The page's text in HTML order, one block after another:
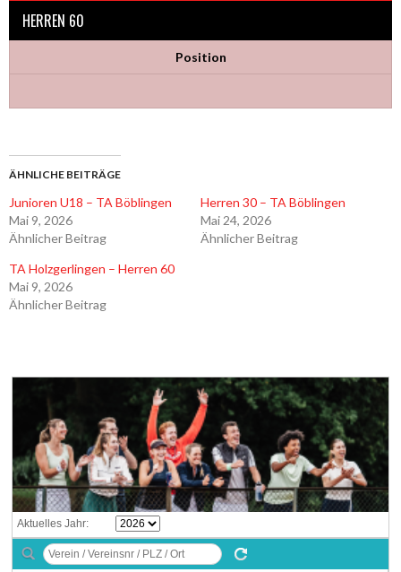
HERREN 60
Position
ÄHNLICHE BEITRÄGE
Junioren U18 – TA Böblingen
Mai 9, 2026
Ähnlicher Beitrag
Herren 30 – TA Böblingen
Mai 24, 2026
Ähnlicher Beitrag
TA Holzgerlingen – Herren 60
Mai 9, 2026
Ähnlicher Beitrag